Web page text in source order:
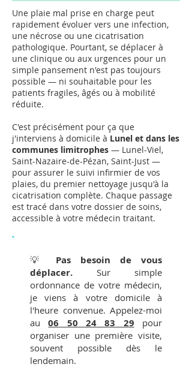
Une plaie mal prise en charge peut
rapidement évoluer vers une infection,
une nécrose ou une cicatrisation
pathologique. Pourtant, se déplacer à
une clinique ou aux urgences pour un
simple pansement n'est pas toujours
possible — ni souhaitable pour les
patients fragiles, âgés ou à mobilité
réduite.
C'est précisément pour ça que
j'interviens à domicile à Lunel et dans les
communes limitrophes — Lunel-Viel,
Saint-Nazaire-de-Pézan, Saint-Just —
pour assurer le suivi infirmier de vos
plaies, du premier nettoyage jusqu'à la
cicatrisation complète. Chaque passage
est tracé dans votre dossier de soins,
accessible à votre médecin traitant.
💡 Pas besoin de vous
déplacer. Sur simple
ordonnance de votre médecin,
je viens à votre domicile à
l'heure convenue. Appelez-moi
au
06 50 24 83 29
pour
organiser une première visite,
souvent possible dès le
lendemain.